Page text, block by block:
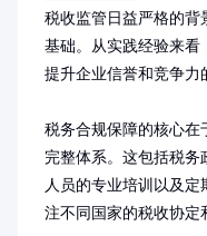
税收监管日益严格的背
基础。从实践经验来看
提升企业信誉和竞争力
税务合规保障的核心在
完整体系。这包括税务
人员的专业培训以及
注不同国家的税收协定